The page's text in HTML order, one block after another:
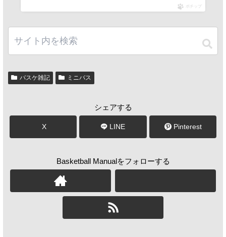
ポチップ
バスケ雑記 ミニバス
シェアする
X LINE Pinterest
Basketball Manualをフォローする